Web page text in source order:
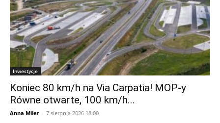
Inwestycje
Koniec 80 km/h na Via Carpatia! MOP-y
Równe otwarte, 100 km/h...
Anna Miler - 7 sierpnia 2026 18:00